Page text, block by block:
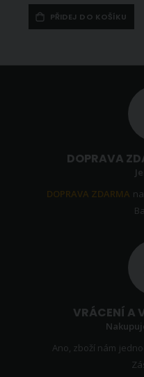
PŘIDEJ DO KOŠÍKU
DOPRAVA
DOPRAVA ZDARMA
VRÁCENÍ A
Ano, zboží nám